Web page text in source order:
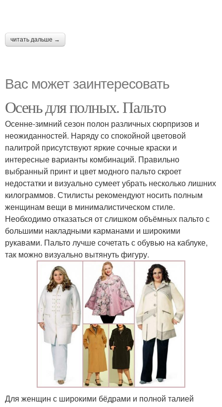
читать дальше →
Вас может заинтересовать
Осень для полных. Пальто
Осенне-зимний сезон полон различных сюрпризов и
неожиданностей. Наряду со спокойной цветовой
палитрой присутствуют яркие сочные краски и
интересные варианты комбинаций. Правильно
выбранный принт и цвет модного пальто скроет
недостатки и визуально сумеет убрать несколько лишних
килограммов. Стилисты рекомендуют носить полным
женщинам вещи в минималистическом стиле.
Необходимо отказаться от слишком объёмных пальто с
большими накладными карманами и широкими
рукавами. Пальто лучше сочетать с обувью на каблуке,
так можно визуально вытянуть фигуру.
Для женщин с широкими бёдрами и полной талией